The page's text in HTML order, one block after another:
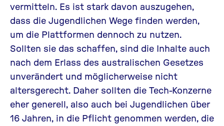
vermitteln. Es ist stark davon auszugehen,
dass die Jugendlichen Wege finden werden,
um die Plattformen dennoch zu nutzen.
Sollten sie das schaffen, sind die Inhalte auch
nach dem Erlass des australischen Gesetzes
unverändert und möglicherweise nicht
altersgerecht. Daher sollten die Tech-Konzerne
eher generell, also auch bei Jugendlichen über
16 Jahren, in die Pflicht genommen werden, die